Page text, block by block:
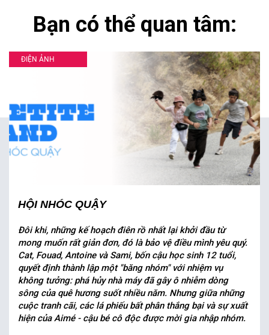
Bạn có thể quan tâm:
ĐIỆN ẢNH
HỘI NHÓC QUẬY
Đôi khi, những kế hoạch điên rồ nhất lại khởi đầu từ
mong muốn rất giản đơn, đó là bảo vệ điều mình yêu quý.
Cat, Fouad, Antoine và Sami, bốn cậu học sinh 12 tuổi,
quyết định thành lập một "băng nhóm" với nhiệm vụ
không tưởng: phá hủy nhà máy đã gây ô nhiễm dòng
sông của quê hương suốt nhiều năm. Nhưng giữa những
cuộc tranh cãi, các lá phiếu bất phân thắng bại và sự xuất
hiện của Aimé - cậu bé cô độc được mời gia nhập nhóm.